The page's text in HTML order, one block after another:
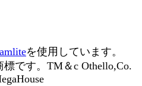
を使用しています。
です。TM＆c Othello,Co.